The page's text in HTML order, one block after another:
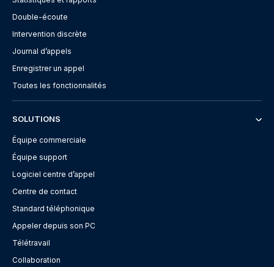
Double-écoute
Intervention discrète
Journal d’appels
Enregistrer un appel
Toutes les fonctionnalités
SOLUTIONS
Équipe commerciale
Équipe support
Logiciel centre d’appel
Centre de contact
Standard téléphonique
Appeler depuis son PC
Télétravail
Collaboration